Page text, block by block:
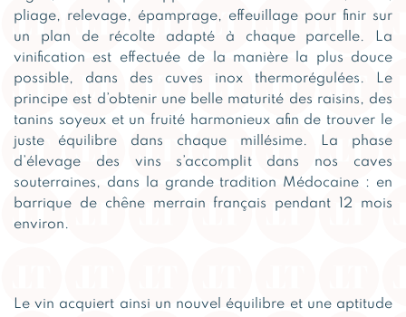
pliage, relevage, épamprage, effeuillage pour finir sur
un plan de récolte adapté à chaque parcelle. La
vinification est effectuée de la manière la plus douce
possible, dans des cuves inox thermorégulées. Le
principe est d’obtenir une belle maturité des raisins, des
tanins soyeux et un fruité harmonieux afin de trouver le
juste équilibre dans chaque millésime. La phase
d’élevage des vins s’accomplit dans nos caves
souterraines, dans la grande tradition Médocaine : en
barrique de chêne merrain français pendant 12 mois
environ.
Le vin acquiert ainsi un nouvel équilibre et une aptitude